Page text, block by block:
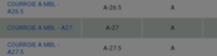
COURROIE A MBL -
A26.5
A-26.5 A
COURROIE A MBL - A27 A-27 A
COURROIE A MBL -
A27.5
A-27.5 A